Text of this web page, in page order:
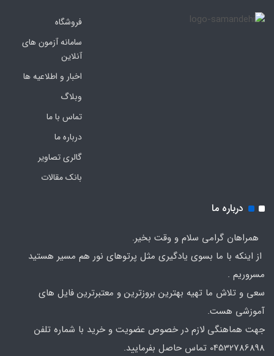
فروشگاه
سامانه آزمون های
آنلاین
اخبار و اطلاعیه ها
وبلاگ
تماس با ما
درباره ما
گالری تصاویر
بانک مقالات
درباره ما
همراهان گرامی سلام و وقت بخیر.
از اینکه با ما بسوی یادگیری مثل پرتوهای نور هم مسیر هستید
مسروریم .
سعی و تلاش ما تهیه بهترین بروزترین و معتبرترین فایل های
آموزشی هست.
جهت هماهنگی لازم در خصوص عضویت و خرید با شماره تلفن
04532786898 تماس حاصل بفرمایید.